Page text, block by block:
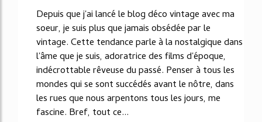
Depuis que j'ai lancé le blog déco vintage avec ma
soeur, je suis plus que jamais obsédée par le
vintage. Cette tendance parle à la nostalgique dans
l'âme que je suis, adoratrice des films d'époque,
indécrottable rêveuse du passé. Penser à tous les
mondes qui se sont succédés avant le nôtre, dans
les rues que nous arpentons tous les jours, me
fascine. Bref, tout ce...